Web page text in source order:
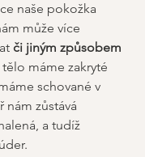
naše pokožka
může více
či jiným způsobem
máme zakryté
schované v
nám zůstává
a tudíž